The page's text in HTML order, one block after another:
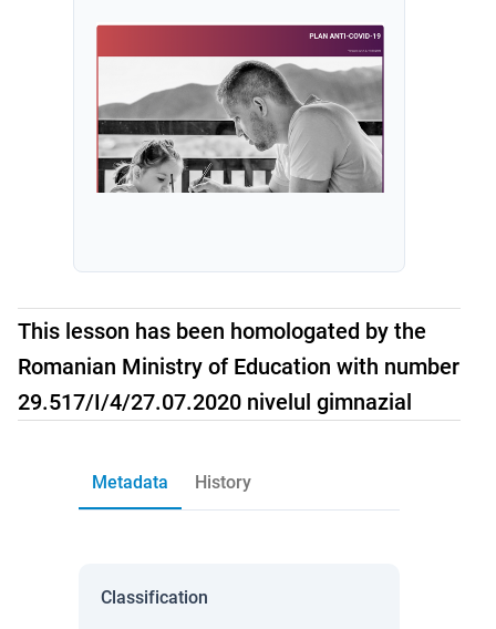
This lesson has been homologated by the
Romanian Ministry of Education with number
29.517/I/4/27.07.2020 nivelul gimnazial
Metadata History
Classification